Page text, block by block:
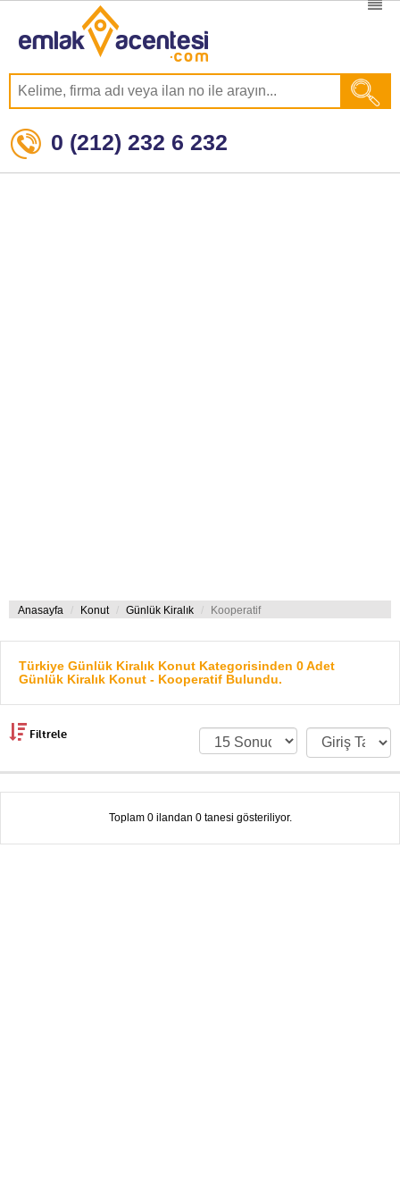
0 (212) 232 6 232
Anasayfa Konut Günlük Kiralık Kooperatif
Türkiye Günlük Kiralık Konut Kategorisinden 0 Adet
Günlük Kiralık Konut - Kooperatif Bulundu.
Filtrele
Toplam 0 ilandan 0 tanesi gösteriliyor.